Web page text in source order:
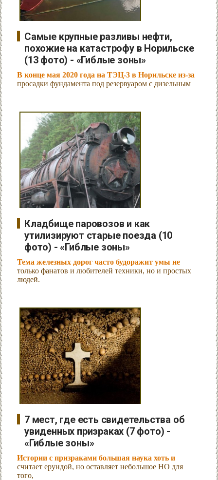
Самые крупные разливы нефти,
похожие на катастрофу в Норильске
(13 фото) - «Гиблые зоны»
В конце мая 2020 года на ТЭЦ-3 в Норильске из-за
просадки фундамента под резервуаром с дизельным
Кладбище паровозов и как
утилизируют старые поезда (10
фото) - «Гиблые зоны»
Тема железных дорог часто будоражит умы не
только фанатов и любителей техники, но и простых
людей.
7 мест, где есть свидетельства об
увиденных призраках (7 фото) -
«Гиблые зоны»
Истории с призраками большая наука хоть и
считает ерундой, но оставляет небольшое НО для
того,